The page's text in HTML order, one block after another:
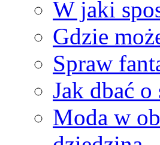
W jaki
Gdzie
Spraw
Jak dbać
Moda w